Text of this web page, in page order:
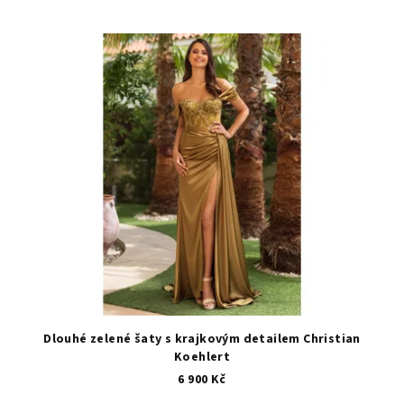
Dlouhé zelené šaty s krajkovým detailem Christian
Koehlert
6 900 Kč